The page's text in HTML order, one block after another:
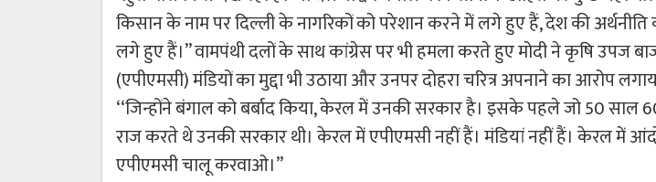
किसान के नाम पर दिल्ली के नागरिकों को परेशान करने में लगे हुए हैं, देश की अर्थनीति
लगे हुए हैं।’’ वामपंथी दलों के साथ कांग्रेस पर भी हमला करते हुए मोदी ने कृषि उपज
(एपीएमसी) मंडियों का मुद्दा भी उठाया और उनपर दोहरा चरित्र अपनाने का आरोप
‘‘जिन्‍होंने बंगाल को बर्बाद किया, केरल में उनकी सरकार है। इसके पहले जो 50
राज करते थे उनकी सरकार थी। केरल में एपीएमसी नहीं हैं। मंडियां नहीं हैं। केरल में
एपीएमसी चालू करवाओ।’’